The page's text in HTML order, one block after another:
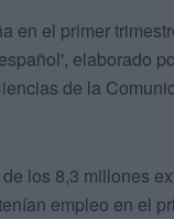
en el primer
elaborado
de la
los 8,3 millones
empleo en el